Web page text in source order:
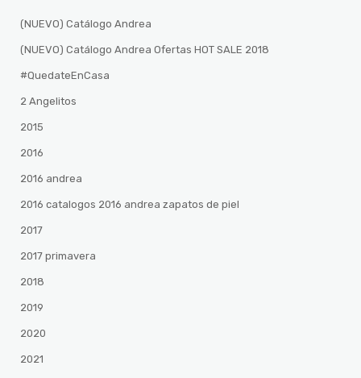
(NUEVO) Catálogo Andrea
(NUEVO) Catálogo Andrea Ofertas HOT SALE 2018
#QuedateEnCasa
2 Angelitos
2015
2016
2016 andrea
2016 catalogos 2016 andrea zapatos de piel
2017
2017 primavera
2018
2019
2020
2021